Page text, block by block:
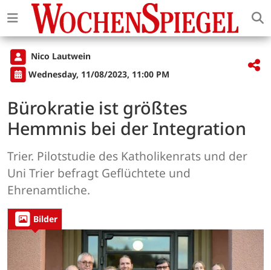
Nico Lautwein
Wednesday, 11/08/2023, 11:00 PM
Bürokratie ist größtes
Hemmnis bei der Integration
Trier. Pilotstudie des Katholikenrats und der
Uni Trier befragt Geflüchtete und
Ehrenamtliche.
Bilder